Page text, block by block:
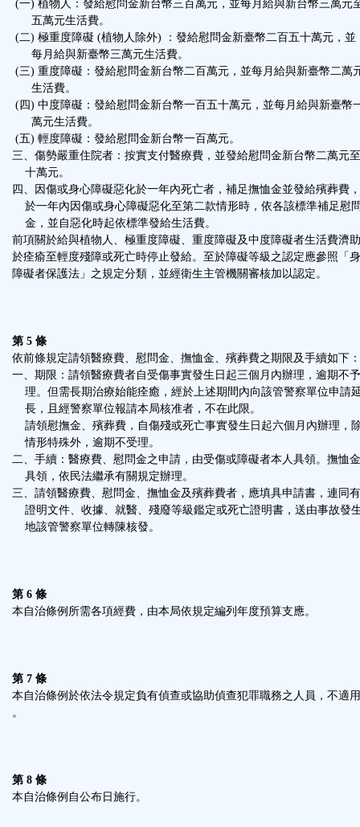
(一) 植物人：發給慰問金新台幣三百萬元，並每月給與新台幣三萬元
五萬元生活費。
(二) 極重度障礙 (植物人除外) ：發給慰問金新臺幣二百五十萬元，並
每月給與新臺幣三萬元生活費。
(三) 重度障礙：發給慰問金新台幣二百萬元，並每月給與新臺幣二萬
生活費。
(四) 中度障礙：發給慰問金新台幣一百五十萬元，並每月給與新臺幣
萬元生活費。
(五) 輕度障礙：發給慰問金新台幣一百萬元。
三、傷勢嚴重住院者：按實支付醫療費，並發給慰問金新台幣二萬元
十萬元。
四、因傷或身心障礙惡化於一年內死亡者，補足撫恤金並發給殯葬費
於一年內因傷或身心障礙惡化至第二款情形時，依各該標準補足慰
金，並自惡化時起依標準發給生活費。
前項關於給與植物人、極重度障礙、重度障礙及中度障礙者生活費濟
於痊瘉至輕度殘障或死亡時停止發給。至於障礙等級之認定應參照「
障礙者保護法」之規定分類，並經衛生主管機關審核加以認定。
第 5 條
依前條規定請領醫療費、慰問金、撫恤金、殯葬費之期限及手續如下：
一、期限：請領醫療費者自受傷事實發生日起三個月內辦理，逾期不
理。但需長期治療始能痊癒，經於上述期間內向該管警察單位申請
長，且經警察單位報請本局核准者，不在此限。
請領慰撫金、殯葬費，自傷殘或死亡事實發生日起六個月內辦理，
情形特殊外，逾期不受理。
二、手續：醫療費、慰問金之申請，由受傷或障礙者本人具領。撫恤
具領，依民法繼承有關規定辦理。
三、請領醫療費、慰問金、撫恤金及殯葬費者，應填具申請書，連同
證明文件、收據、就醫、殘廢等級鑑定或死亡證明書，送由事故發
地該管警察單位轉陳核發。
第 6 條
本自治條例所需各項經費，由本局依規定編列年度預算支應。
第 7 條
本自治條例於依法令規定負有偵查或協助偵查犯罪職務之人員，不適
。
第 8 條
本自治條例自公布日施行。